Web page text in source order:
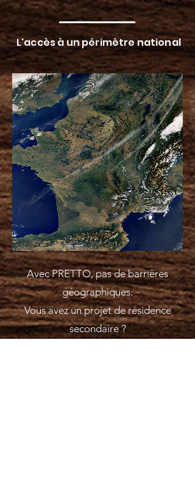
L'accès à un périmètre national
Avec PRETTO, pas de barrières
géographiques.
Vous avez un projet de résidence
secondaire ?